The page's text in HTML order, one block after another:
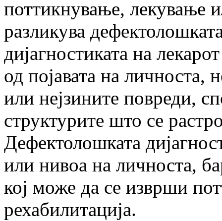
поттикнување, лекување
разликува
дијагностиката на
од појавата на личноста,
или нејзините повреди,
структурите што се
Дефектолошката
или нивоа на личноста,
кој може да се изврши
рехабилитација.